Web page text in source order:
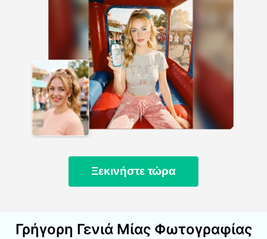
Ξεκινήστε τώρα
Γρήγορη Γενιά Μίας Φωτογραφίας